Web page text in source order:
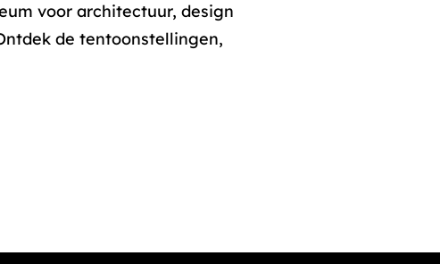
voor architectuur, design
de tentoonstellingen,